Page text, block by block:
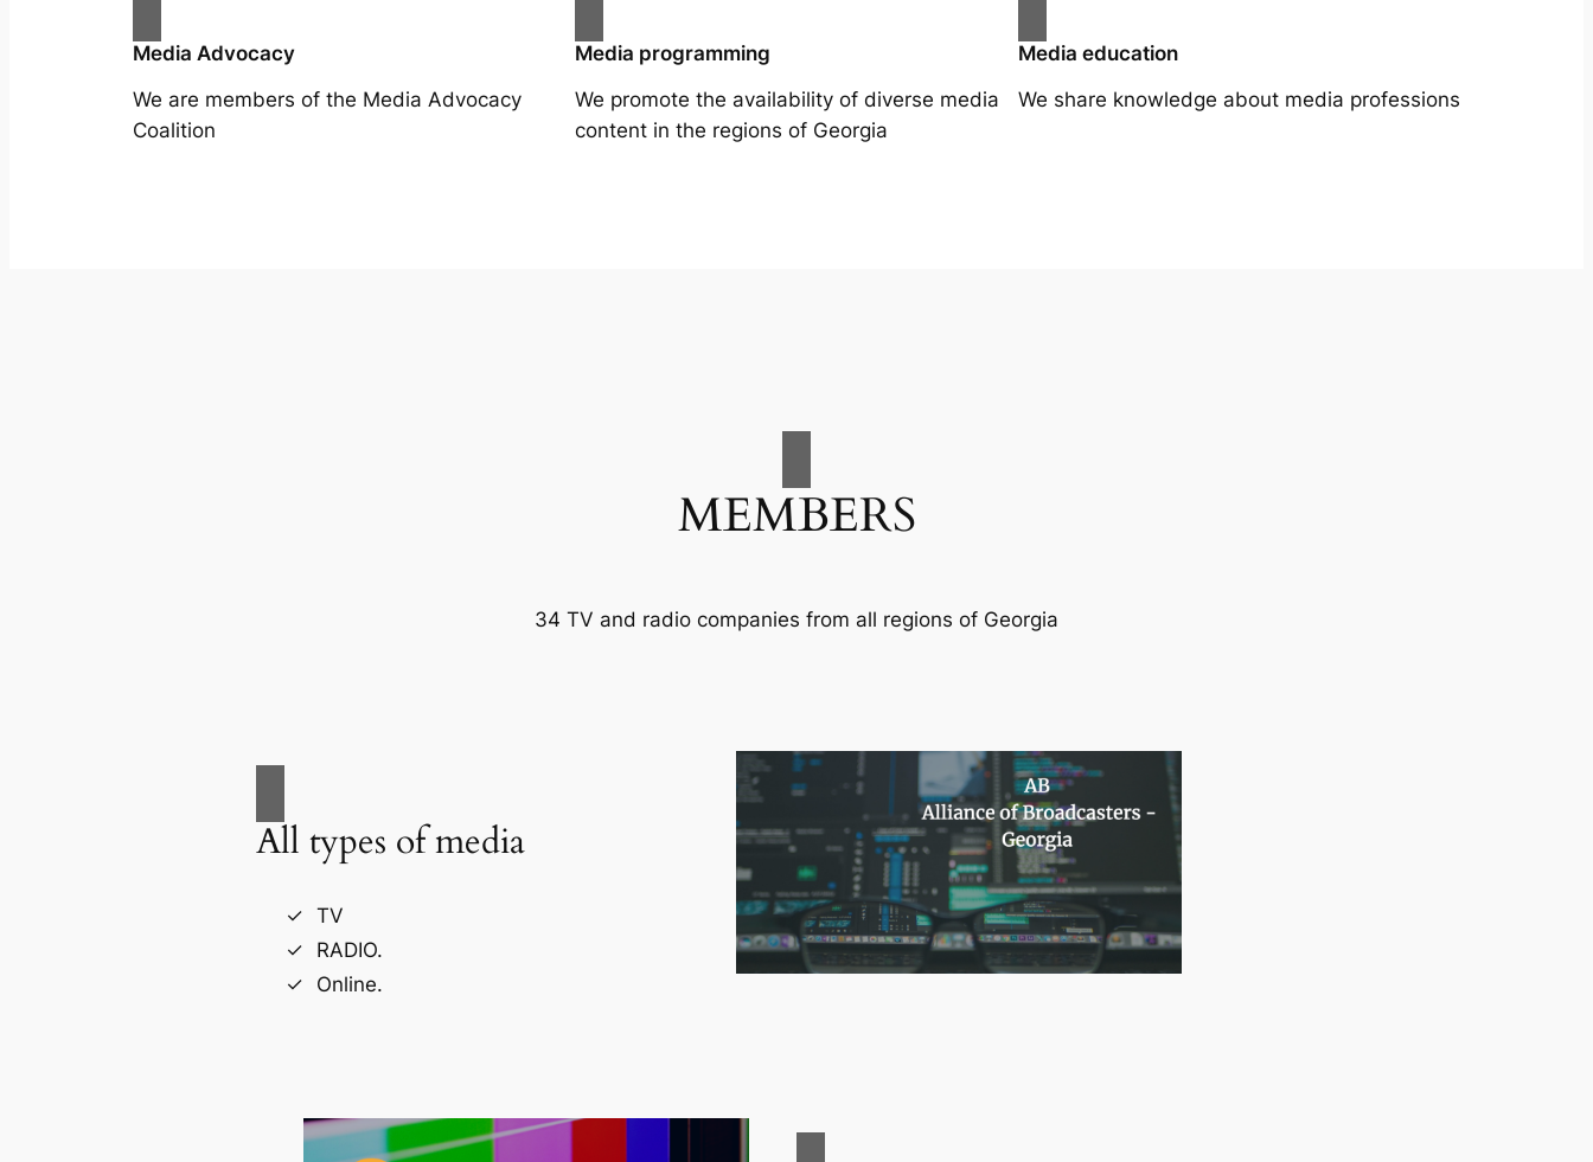
Media Advocacy
We are members of the Media Advocacy
Coalition
Media programming
We promote the availability of diverse media
content in the regions of Georgia
Media education
We share knowledge about media professions
MEMBERS
34 TV and radio companies from all regions of Georgia
All types of media
TV
RADIO.
Online.